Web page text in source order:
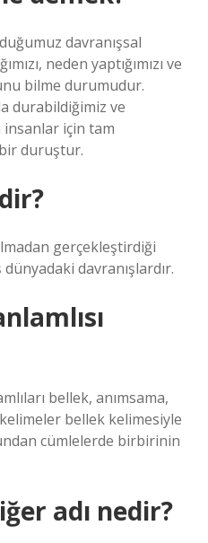
davranışsal
neden yaptığımızı ve
bilme durumudur.
durabildiğimiz ve
insanlar için tam
duruştur.
gerçekleştirdiği
davranışlardır.
bellek, anımsama,
bellek kelimesiyle
cümlelerde birbirinin
adı nedir?